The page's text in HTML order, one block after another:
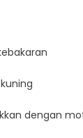
dengan